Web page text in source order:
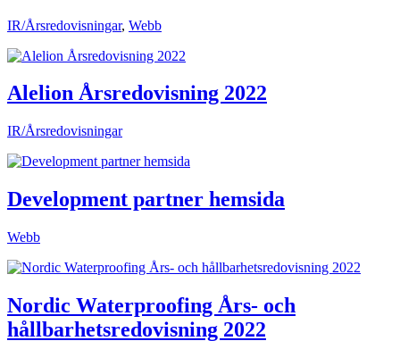
IR/Årsredovisningar, Webb
Alelion Årsredovisning 2022
IR/Årsredovisningar
Development partner hemsida
Webb
Nordic Waterproofing Års- och
hållbarhetsredovisning 2022